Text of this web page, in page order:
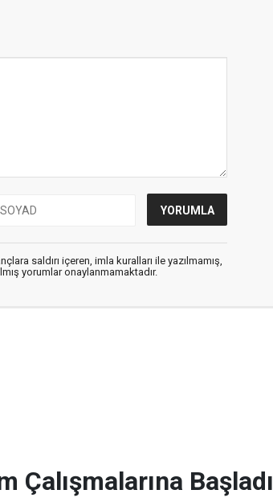
saldırı içeren, imla kuralları ile yazılmamış,
yorumlar onaylanmamaktadır.
Başladı